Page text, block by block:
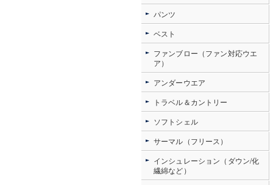
パンツ
ベスト
ファンブロー（ファン対応ウエ
ア）
アンダーウエア
トラベル＆カントリー
ソフトシェル
サーマル（フリース）
インシュレーション（ダウン/化
繊綿など）